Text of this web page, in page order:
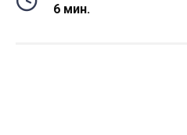
6 мин.